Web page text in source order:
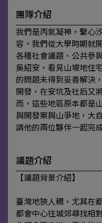
團隊介紹
我們是丙氣凝神，繫心
容。我們從大學時期就
各種社會議題、公共參
吳紹安，看見山坡地住
的問題未得到妥善解決
開發，在安坑及社后又
而，這些地區原本都是
與開發案與山爭地，大
請他的兩位夥伴一起完
議題介紹
【議題背景介紹】
臺灣地狹人稠，尤其在
都會中心往城郊尋找相